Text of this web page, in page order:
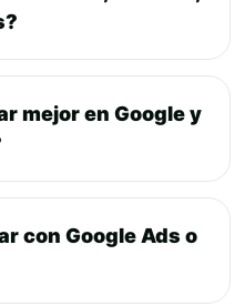
mejor en Google y
con Google Ads o